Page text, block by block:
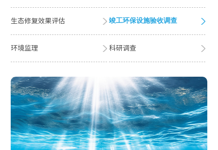
生态修复效果评估 竣工环保设施验收调查
环境监理 科研调查